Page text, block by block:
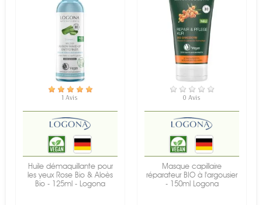
EN STOCK
1 Avis
Huile démaquillante pour
les yeux Rose Bio & Aloès
Bio - 125ml - Logona
RUPTURE DE STOCK
0 Avis
Masque capillaire
réparateur BIO à l'argousier
- 150ml Logona